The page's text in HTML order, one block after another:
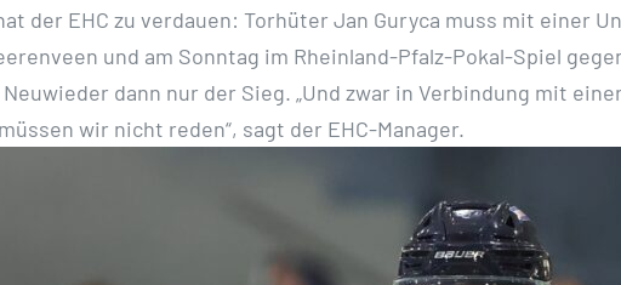
der EHC zu verdauen: Torhüter Jan Guryca muss mit einer
und am Sonntag im Rheinland-Pfalz-Pokal-Spiel
Neuwieder dann nur der Sieg. „Und zwar in Verbindung mit
wir nicht reden“, sagt der EHC-Manager.